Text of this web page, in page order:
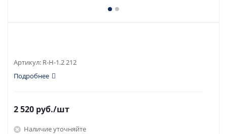
Артикул: R-H-1.2 212
Подробнее
2 520 руб./шт
Наличие уточняйте